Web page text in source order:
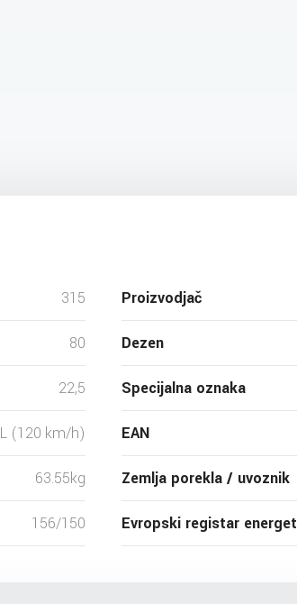
315
80
22,5
L (120 km/h)
63.55kg
156/150
Proizvodjač
Dezen
Specijalna oznaka
EAN
Zemlja porekla / uvoznik
Evropski registar